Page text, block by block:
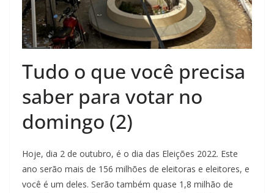
Tudo o que você precisa
saber para votar no
domingo (2)
Hoje, dia 2 de outubro, é o dia das Eleições 2022. Este
ano serão mais de 156 milhões de eleitoras e eleitores, e
você é um deles. Serão também quase 1,8 milhão de